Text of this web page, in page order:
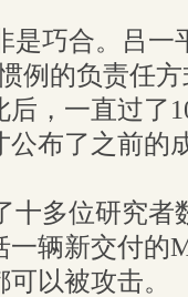
是巧合。吕一
例的负责任
，一直过了
公布了之前的
十多位研究者
辆新交付的
以被攻击。